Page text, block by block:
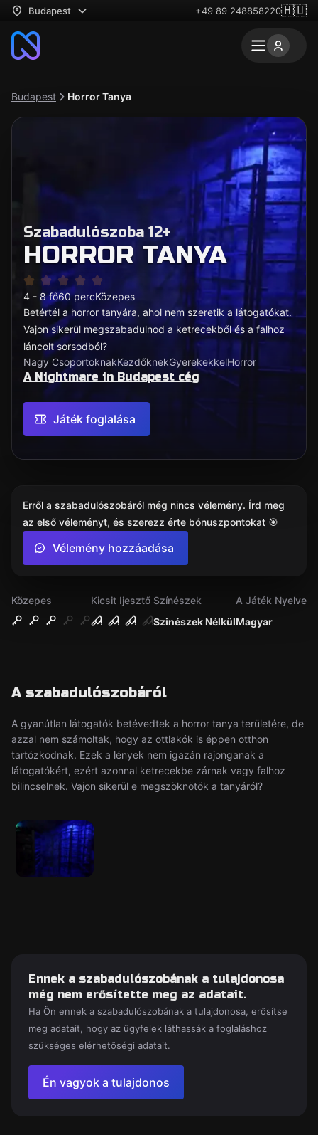
Budapest +49 89 248858220🇭🇺
Budapest Horror Tanya
Szabadulószoba 12+
HORROR TANYA
4 - 8 fő60 percKözepes
Betértél a horror tanyára, ahol nem szeretik a látogatókat.
Vajon sikerül megszabadulnod a ketrecekből és a falhoz
láncolt sorsodból?
Nagy CsoportoknakKezdőknekGyerekekkelHorror
A Nightmare in Budapest cég
Játék foglalása
Közepes
Kicsit Ijesztő
Szinészek Nélkül
Színészek
Magyar
A Játék Nyelve
A szabadulószobáról
A gyanútlan látogatók betévedtek a horror tanya területére, de
azzal nem számoltak, hogy az ottlakók is éppen otthon
tartózkodnak. Ezek a lények nem igazán rajonganak a
látogatókért, ezért azonnal ketrecekbe zárnak vagy falhoz
bilincselnek. Vajon sikerül e megszöknötök a tanyáról?
Erről a szabadulószobáról még nincs vélemény. Írd meg
az első véleményt, és szerezz érte bónuszpontokat 🎯
Vélemény hozzáadása
Ennek a szabadulószobának a tulajdonosa
még nem erősítette meg az adatait.
Ha Ön ennek a szabadulószobának a tulajdonosa, erősítse
meg adatait, hogy az ügyfelek láthassák a foglaláshoz
szükséges elérhetőségi adatait.
Én vagyok a tulajdonos